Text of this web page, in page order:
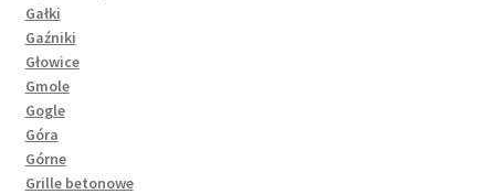
Gałki
Gaźniki
Głowice
Gmole
Gogle
Góra
Górne
Grille betonowe